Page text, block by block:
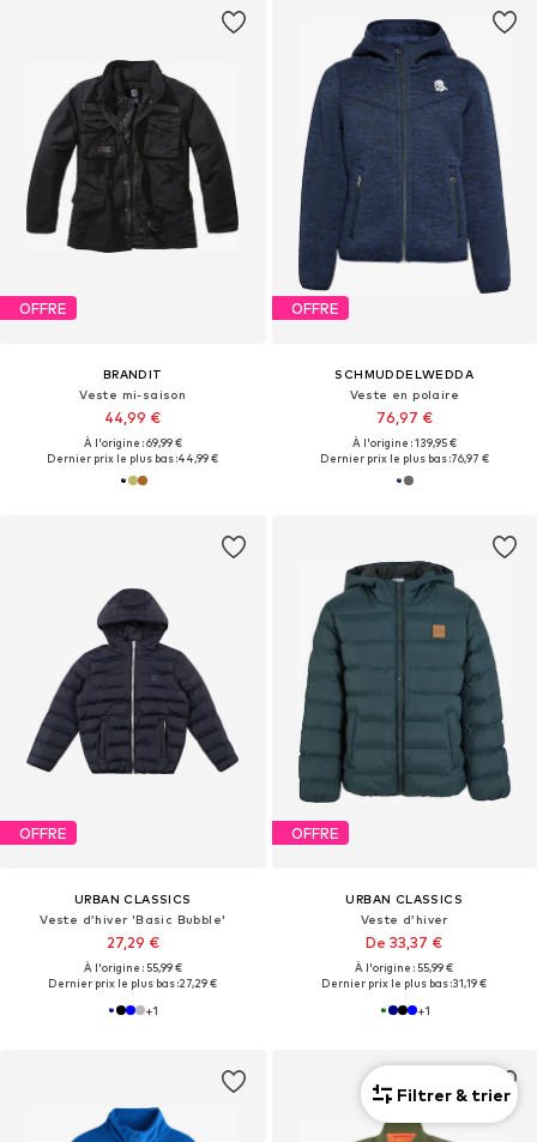
OFFRE
BRANDIT
Veste mi-saison
44,99 €
À l'origine : 69,99 €
Dernier prix le plus bas :44,99 €
OFFRE
SCHMUDDELWEDDA
Veste en polaire
76,97 €
À l'origine : 139,95 €
Dernier prix le plus bas :76,97 €
OFFRE
URBAN CLASSICS
Veste d’hiver 'Basic Bubble'
27,29 €
À l'origine : 55,99 €
Dernier prix le plus bas :27,29 €
+1
OFFRE
URBAN CLASSICS
Veste d’hiver
De 33,37 €
À l'origine : 55,99 €
Dernier prix le plus bas :31,19 €
+1
Filtrer & trier